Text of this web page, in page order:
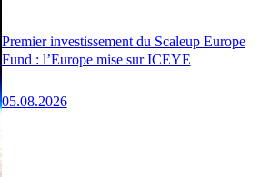
Premier investissement du Scaleup Europe
Fund : l’Europe mise sur ICEYE
05.08.2026